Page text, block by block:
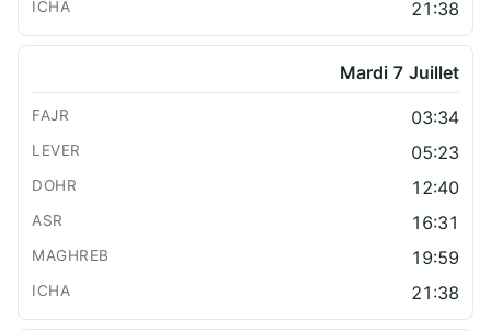
21:38
Mardi 7 Juillet
03:34
05:23
12:40
16:31
19:59
21:38